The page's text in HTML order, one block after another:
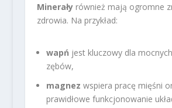
Minerałyrównież mają ogromne
zdrowia. Na przykład:
wapń jest kluczowy dla
zębów,
magnez wspiera pracę mięśni
prawidłowe funkcjonowanie